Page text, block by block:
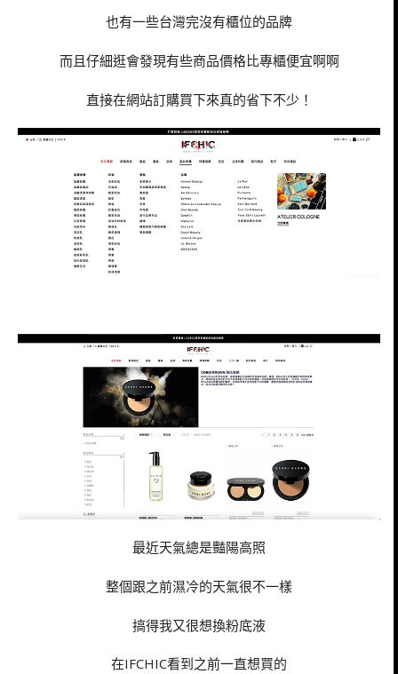
也有一些台灣完沒有櫃位的品牌
而且仔細逛會發現有些商品價格比專櫃便宜啊啊
直接在網站訂購買下來真的省下不少！
最近天氣總是豔陽高照
整個跟之前濕冷的天氣很不一樣
搞得我又很想換粉底液
在IFCHIC看到之前一直想買的